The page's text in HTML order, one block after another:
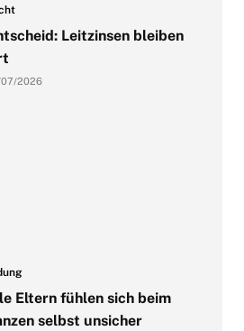
Leitzinsen bleiben
2026
Eltern fühlen sich beim
selbst unsicher